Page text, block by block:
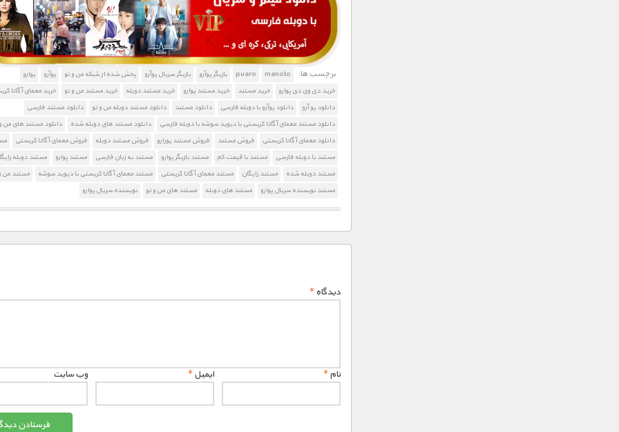
برچسب ها: manoto
puaro بازیگر پوآرو بازیگر سریال پوآرو پخش شده از شبکه من و تو پوآرو
پوارو
خرید دی وی دی پوارو
خرید مستند خرید مستند پوارو خرید مستند دوبله خرید مستند من و تو
خرید معمای آگاتا
دانلود پو آرو
دانلود پوآرو با دوبله فارسی دانلود مستند دانلود مستند دوبله من و تو
دانلود مستند فارسی
دانلود مستند معمای آگاتا کریستی با دیوید سوشه با دوبله فارسی
دانلود مستند های دوبله شده
دانلود مستند های من
دانلود معمای آگاتا کریستی
فروش مستند فروش مستند پورارو فروش مستند دوبله فروش معمای آگاتا کریستی
مستند با دوبله فارسی
مستند با قیمت کم مستند بازیگر پوارو مستند به زبان فارسی مستند پوارو
مستند دوبله
مستند دوبله شده
مستند رایگان مستند معمای آگاتا کریستی مستند معمای آگاتا کریستی با دیوید سوشه
مستند من
مستند نویسنده سریال پوارو
مستند های دوبله مستند های من و تو نویسنده سریال پوارو
دیدگاه*
نام* ایمیل* وب‌ سایت